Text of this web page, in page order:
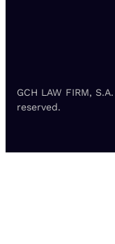
GCH LAW FIRM,
reserved.